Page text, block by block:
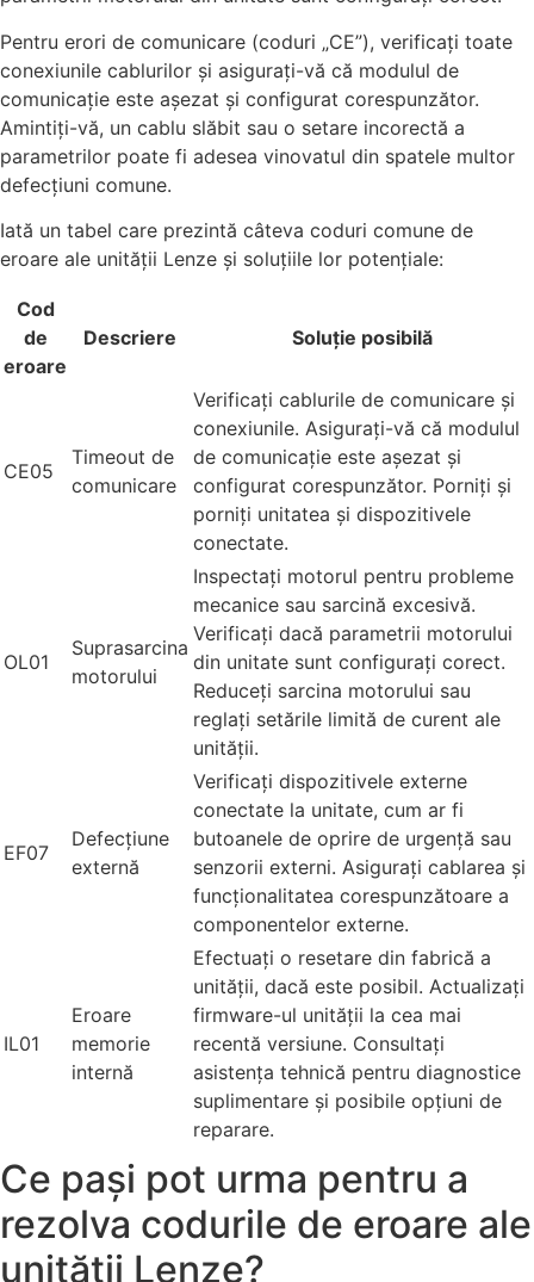
Pentru erori de comunicare (coduri „CE”), verificați toate
conexiunile cablurilor și asigurați-vă că modulul de
comunicație este așezat și configurat corespunzător.
Amintiți-vă, un cablu slăbit sau o setare incorectă a
parametrilor poate fi adesea vinovatul din spatele multor
defecțiuni comune.
Iată un tabel care prezintă câteva coduri comune de
eroare ale unității Lenze și soluțiile lor potențiale:
Cod
de
eroare
Descriere Soluție posibilă
CE05
Timeout de
comunicare
Verificați cablurile de comunicare și
conexiunile. Asigurați-vă că modulul
de comunicație este așezat și
configurat corespunzător. Porniți și
porniți unitatea și dispozitivele
conectate.
OL01
Suprasarcina
motorului
Inspectați motorul pentru probleme
mecanice sau sarcină excesivă.
Verificați dacă parametrii motorului
din unitate sunt configurați corect.
Reduceți sarcina motorului sau
reglați setările limită de curent ale
unității.
EF07
Defecțiune
externă
Verificați dispozitivele externe
conectate la unitate, cum ar fi
butoanele de oprire de urgență sau
senzorii externi. Asigurați cablarea și
funcționalitatea corespunzătoare a
componentelor externe.
IL01
Eroare
memorie
internă
Efectuați o resetare din fabrică a
unității, dacă este posibil. Actualizați
firmware-ul unității la cea mai
recentă versiune. Consultați
asistența tehnică pentru diagnostice
suplimentare și posibile opțiuni de
reparare.
Ce pași pot urma pentru a
rezolva codurile de eroare ale
unității Lenze?